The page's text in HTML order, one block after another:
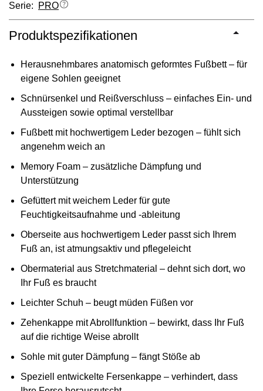
Serie:
PRO
Produktspezifikationen
Herausnehmbares anatomisch geformtes Fußbett – für
eigene Sohlen geeignet
Schnürsenkel und Reißverschluss – einfaches Ein- und
Aussteigen sowie optimal verstellbar
Fußbett mit hochwertigem Leder bezogen – fühlt sich
angenehm weich an
Memory Foam – zusätzliche Dämpfung und
Unterstützung
Gefüttert mit weichem Leder für gute
Feuchtigkeitsaufnahme und -ableitung
Oberseite aus hochwertigem Leder passt sich Ihrem
Fuß an, ist atmungsaktiv und pflegeleicht
Obermaterial aus Stretchmaterial – dehnt sich dort, wo
Ihr Fuß es braucht
Leichter Schuh – beugt müden Füßen vor
Zehenkappe mit Abrollfunktion – bewirkt, dass Ihr Fuß
auf die richtige Weise abrollt
Sohle mit guter Dämpfung – fängt Stöße ab
Speziell entwickelte Fersenkappe – verhindert, dass